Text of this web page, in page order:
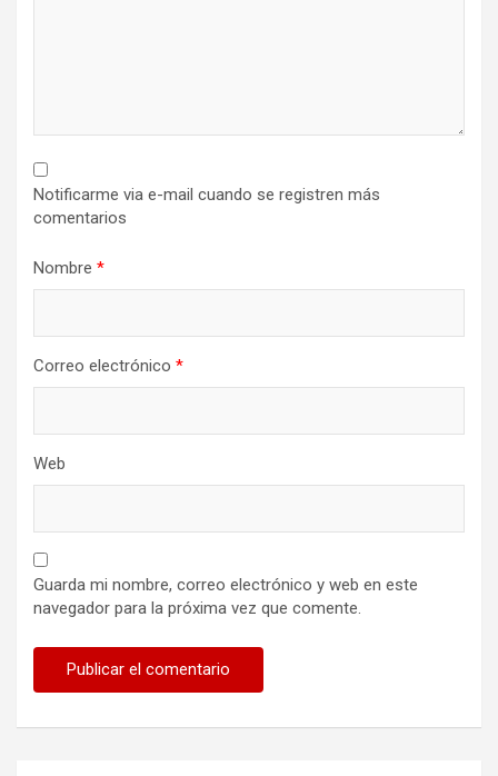
Notificarme via e-mail cuando se registren más
comentarios
Nombre *
Correo electrónico *
Web
Guarda mi nombre, correo electrónico y web en este
navegador para la próxima vez que comente.